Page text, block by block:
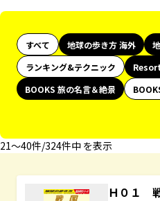
すべて 地球の歩き方 海外
ランキング&テクニック
BOOKS 旅の名言＆絶景
21〜40件/324件中 を表示
Ｈ０１